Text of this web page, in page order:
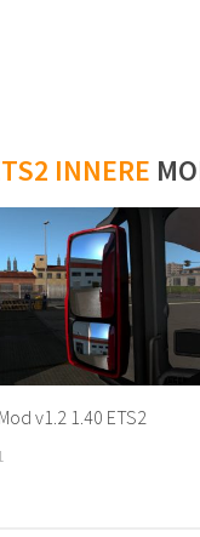
INNERE
v1.2 1.40 ETS2